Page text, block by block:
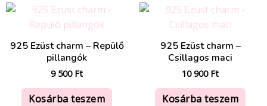
925 Ezüst charm – Repülő
pillangók
9 500 Ft
Kosárba teszem
925 Ezüst charm –
Csillagos maci
10 900 Ft
Kosárba teszem